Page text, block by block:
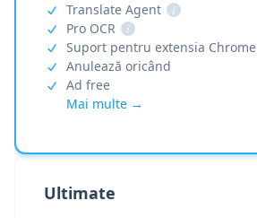
Translate Agent
i
Pro OCR
i
Suport pentru extensia Chrome
Anulează oricând
Ad free
Mai multe →
Ultimate